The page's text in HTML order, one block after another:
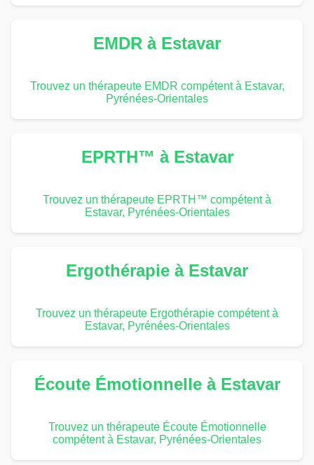
EMDR à Estavar
Trouvez un thérapeute EMDR compétent à Estavar,
Pyrénées-Orientales
EPRTH™ à Estavar
Trouvez un thérapeute EPRTH™ compétent à
Estavar, Pyrénées-Orientales
Ergothérapie à Estavar
Trouvez un thérapeute Ergothérapie compétent à
Estavar, Pyrénées-Orientales
Écoute Émotionnelle à Estavar
Trouvez un thérapeute Écoute Émotionnelle
compétent à Estavar, Pyrénées-Orientales